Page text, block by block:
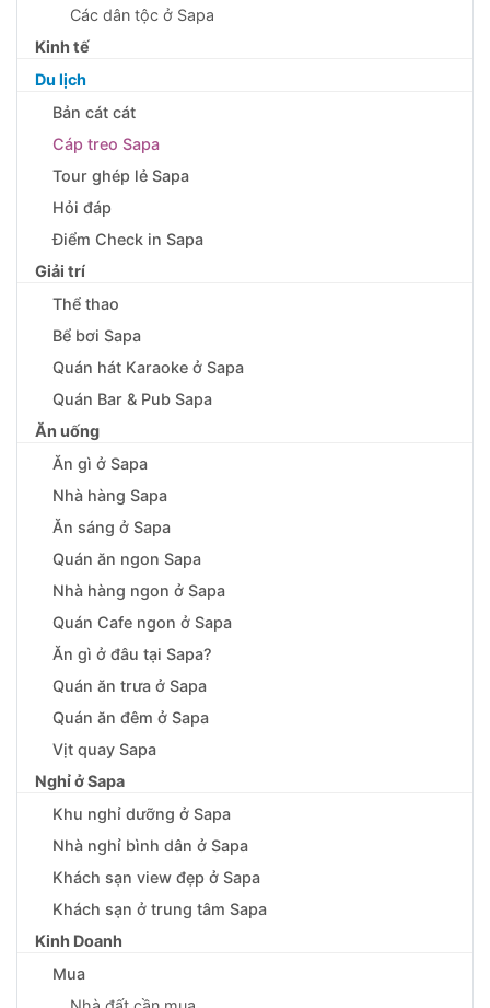
Các dân tộc ở Sapa
Kinh tế
Du lịch
Bản cát cát
Cáp treo Sapa
Tour ghép lẻ Sapa
Hỏi đáp
Điểm Check in Sapa
Giải trí
Thể thao
Bể bơi Sapa
Quán hát Karaoke ở Sapa
Quán Bar & Pub Sapa
Ăn uống
Ăn gì ở Sapa
Nhà hàng Sapa
Ăn sáng ở Sapa
Quán ăn ngon Sapa
Nhà hàng ngon ở Sapa
Quán Cafe ngon ở Sapa
Ăn gì ở đâu tại Sapa?
Quán ăn trưa ở Sapa
Quán ăn đêm ở Sapa
Vịt quay Sapa
Nghỉ ở Sapa
Khu nghỉ dưỡng ở Sapa
Nhà nghỉ bình dân ở Sapa
Khách sạn view đẹp ở Sapa
Khách sạn ở trung tâm Sapa
Kinh Doanh
Mua